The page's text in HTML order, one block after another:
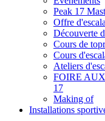
Peak 17
Offre
Découverte
Cours de
Cours
Ateliers
FOIRE AUX
17
Making of
Installations